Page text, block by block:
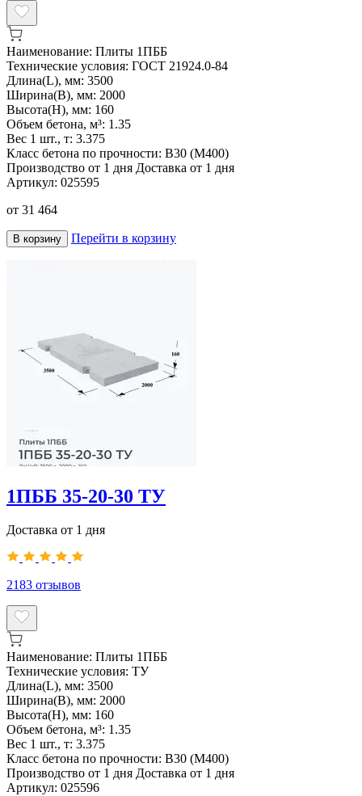
Наименование: Плиты 1ПББ
Технические условия: ГОСТ 21924.0-84
Длина(L), мм: 3500
Ширина(B), мм: 2000
Высота(H), мм: 160
Объем бетона, м³: 1.35
Вес 1 шт., т: 3.375
Класс бетона по прочности: В30 (М400)
Производство от 1 дня Доставка от 1 дня
Артикул: 025595
от 31 464
В корзину Перейти в корзину
1ПББ 35-20-30 ТУ
Доставка от 1 дня
2183 отзывов
Наименование: Плиты 1ПББ
Технические условия: ТУ
Длина(L), мм: 3500
Ширина(B), мм: 2000
Высота(H), мм: 160
Объем бетона, м³: 1.35
Вес 1 шт., т: 3.375
Класс бетона по прочности: В30 (М400)
Производство от 1 дня Доставка от 1 дня
Артикул: 025596